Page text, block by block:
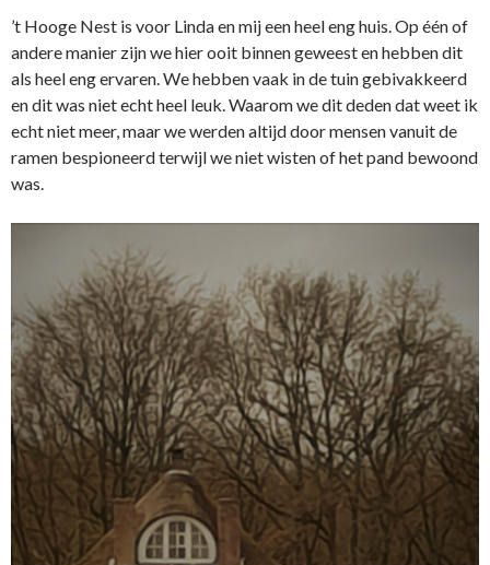
’t Hooge Nest is voor Linda en mij een heel eng huis. Op één of
andere manier zijn we hier ooit binnen geweest en hebben dit
als heel eng ervaren. We hebben vaak in de tuin gebivakkeerd
en dit was niet echt heel leuk. Waarom we dit deden dat weet ik
echt niet meer, maar we werden altijd door mensen vanuit de
ramen bespioneerd terwijl we niet wisten of het pand bewoond
was.